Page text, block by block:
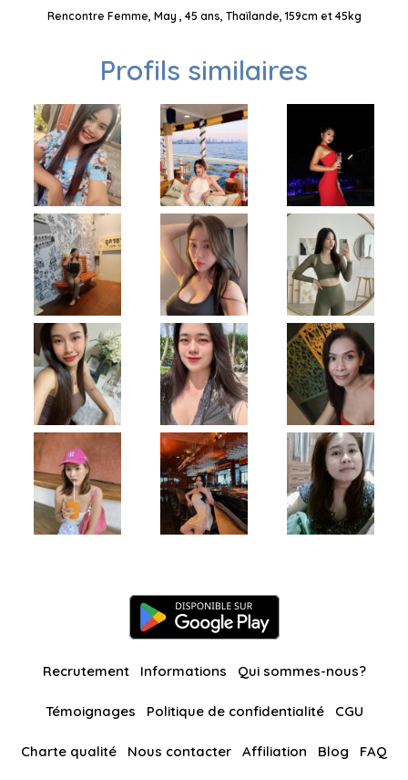
Rencontre Femme, May , 45 ans, Thaïlande, 159cm et 45kg
Profils similaires
Recrutement Informations Qui sommes-nous?
Témoignages Politique de confidentialité CGU
Charte qualité Nous contacter Affiliation Blog FAQ